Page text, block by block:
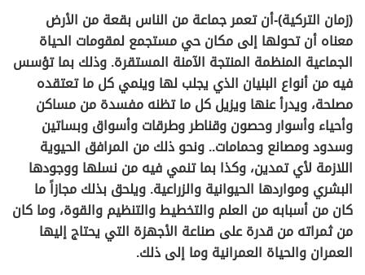
(زمان التركية)-أن تعمر جماعة من الناس بقعة من الأرض
معناه أن تحولها إلى مكان حي مستجمع لمقومات الحياة
الجماعية المنظمة المنتجة الآمنة المستقرة. وذلك بما تؤسس
فيه من أنواع البنيان الذي يجلب لها وينمي كل ما تعتقده
مصلحة، ويدرأ عنها ويزيل كل ما تظنه مفسدة من مساكن
وأحياء وأسوار وحصون وقناطر وطرقات وأسواق وبساتين
وسدود ومصانع وحمامات.. ونحو ذلك من المرافق الحيوية
اللازمة لأي تمدين، وكذا بما تنمي فيه من نسلها ووجودها
البشري ومواردها الحيوانية والزراعية. ويلحق بذلك مجازاً ما
كان من أسبابه من العلم والتخطيط والتنظيم والقوة، وما كان
من ثمراته من قدرة على صناعة الأجهزة التي يحتاج إليها
العمران والحياة العمرانية وما إلى ذلك.